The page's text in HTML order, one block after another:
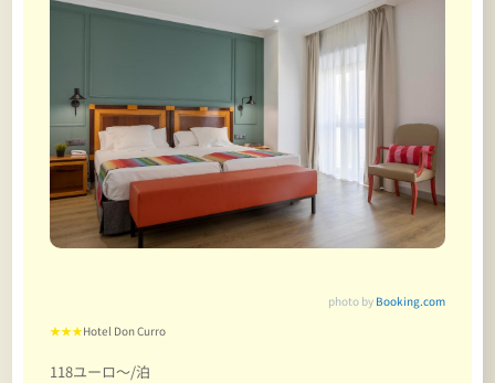
photo by Booking.com
★★★Hotel Don Curro
118ユーロ～/泊